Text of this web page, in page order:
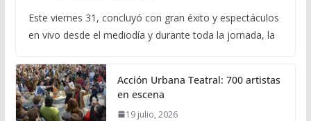
Este viernes 31, concluyó con gran éxito y espectáculos
en vivo desde el mediodía y durante toda la jornada, la
Acción Urbana Teatral: 700 artistas
en escena
19 julio, 2026